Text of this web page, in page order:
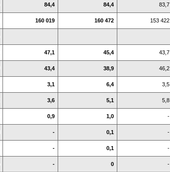
84,4 84,4 83,7
160 019 160 472 153 422
47,1 45,4 43,7
43,4 38,9 46,2
3,1 6,4 3,5
3,6 5,1 5,8
0,9 1,0 -
- 0,1 -
- 0,1 -
- 0 -